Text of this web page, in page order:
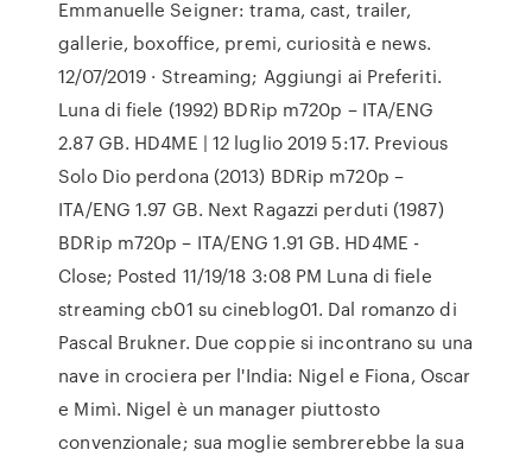
Emmanuelle Seigner: trama, cast, trailer,
gallerie, boxoffice, premi, curiosità e news.
12/07/2019 · Streaming; Aggiungi ai Preferiti.
Luna di fiele (1992) BDRip m720p – ITA/ENG
2.87 GB. HD4ME | 12 luglio 2019 5:17. Previous
Solo Dio perdona (2013) BDRip m720p –
ITA/ENG 1.97 GB. Next Ragazzi perduti (1987)
BDRip m720p – ITA/ENG 1.91 GB. HD4ME -
Close; Posted 11/19/18 3:08 PM Luna di fiele
streaming cb01 su cineblog01. Dal romanzo di
Pascal Brukner. Due coppie si incontrano su una
nave in crociera per l'India: Nigel e Fiona, Oscar
e Mimì. Nigel è un manager piuttosto
convenzionale; sua moglie sembrerebbe la sua